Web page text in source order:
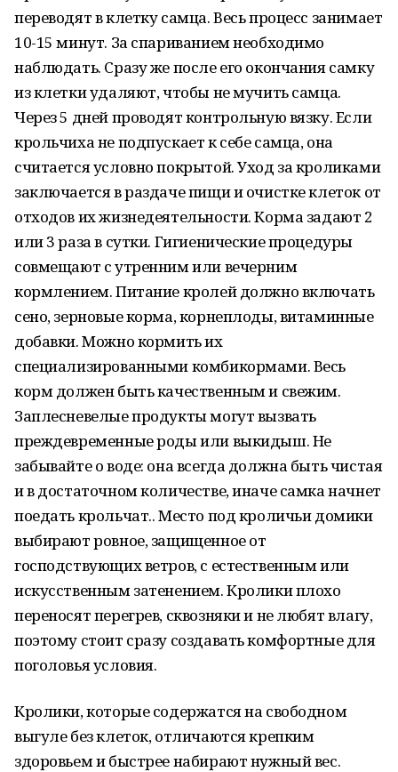
переводят в клетку самца. Весь процесс занимает
10-15 минут. За спариванием необходимо
наблюдать. Сразу же после его окончания самку
из клетки удаляют, чтобы не мучить самца.
Через 5 дней проводят контрольную вязку. Если
крольчиха не подпускает к себе самца, она
считается условно покрытой. Уход за кроликами
заключается в раздаче пищи и очистке клеток от
отходов их жизнедеятельности. Корма задают 2
или 3 раза в сутки. Гигиенические процедуры
совмещают с утренним или вечерним
кормлением. Питание кролей должно включать
сено, зерновые корма, корнеплоды, витаминные
добавки. Можно кормить их
специализированными комбикормами. Весь
корм должен быть качественным и свежим.
Заплесневелые продукты могут вызвать
преждевременные роды или выкидыш. Не
забывайте о воде: она всегда должна быть чистая
и в достаточном количестве, иначе самка начнет
поедать крольчат.. Место под кроличьи домики
выбирают ровное, защищенное от
господствующих ветров, с естественным или
искусственным затенением. Кролики плохо
переносят перегрев, сквозняки и не любят влагу,
поэтому стоит сразу создавать комфортные для
поголовья условия.
Кролики, которые содержатся на свободном
выгуле без клеток, отличаются крепким
здоровьем и быстрее набирают нужный вес.